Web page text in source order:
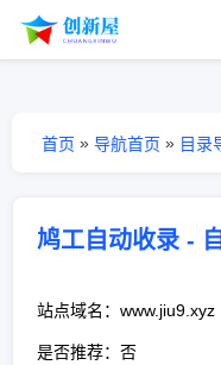
首页 » 导航首页 » 目录
鸠工自动收录 -
站点域名：www.jiu9.xyz
是否推荐：否